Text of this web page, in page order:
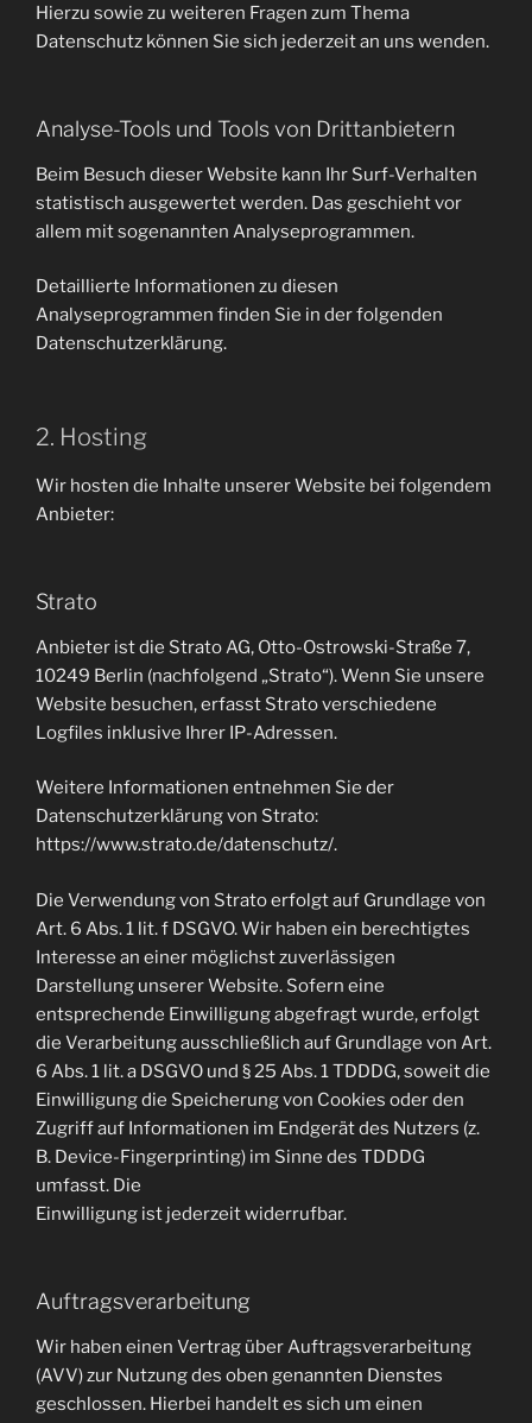
Hierzu sowie zu weiteren Fragen zum Thema
Datenschutz können Sie sich jederzeit an uns wenden.
Analyse-Tools und Tools von Drittanbietern
Beim Besuch dieser Website kann Ihr Surf-Verhalten
statistisch ausgewertet werden. Das geschieht vor
allem mit sogenannten Analyseprogrammen.
Detaillierte Informationen zu diesen
Analyseprogrammen finden Sie in der folgenden
Datenschutzerklärung.
2. Hosting
Wir hosten die Inhalte unserer Website bei folgendem
Anbieter:
Strato
Anbieter ist die Strato AG, Otto-Ostrowski-Straße 7,
10249 Berlin (nachfolgend „Strato“). Wenn Sie unsere
Website besuchen, erfasst Strato verschiedene
Logfiles inklusive Ihrer IP-Adressen.
Weitere Informationen entnehmen Sie der
Datenschutzerklärung von Strato:
https://www.strato.de/datenschutz/.
Die Verwendung von Strato erfolgt auf Grundlage von
Art. 6 Abs. 1 lit. f DSGVO. Wir haben ein berechtigtes
Interesse an einer möglichst zuverlässigen
Darstellung unserer Website. Sofern eine
entsprechende Einwilligung abgefragt wurde, erfolgt
die Verarbeitung ausschließlich auf Grundlage von Art.
6 Abs. 1 lit. a DSGVO und § 25 Abs. 1 TDDDG, soweit die
Einwilligung die Speicherung von Cookies oder den
Zugriff auf Informationen im Endgerät des Nutzers (z.
B. Device-Fingerprinting) im Sinne des TDDDG
umfasst. Die
Einwilligung ist jederzeit widerrufbar.
Auftragsverarbeitung
Wir haben einen Vertrag über Auftragsverarbeitung
(AVV) zur Nutzung des oben genannten Dienstes
geschlossen. Hierbei handelt es sich um einen